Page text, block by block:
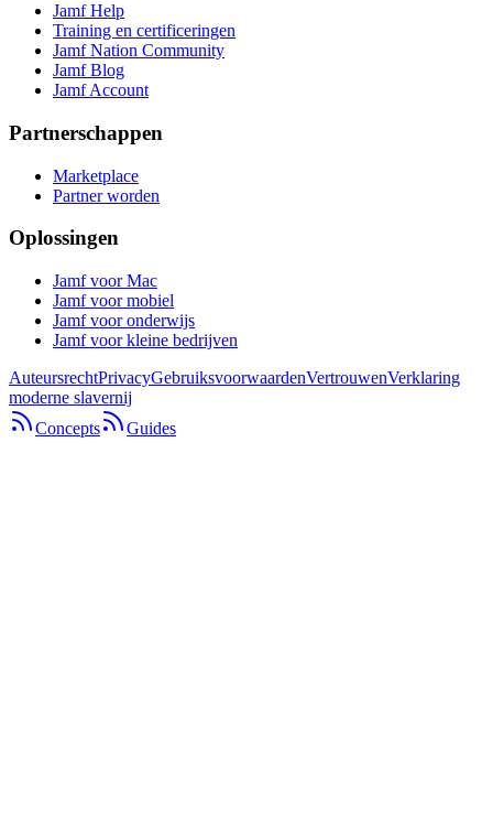
Jamf Help
Training en certificeringen
Jamf Nation Community
Jamf Blog
Jamf Account
Partnerschappen
Marketplace
Partner worden
Oplossingen
Jamf voor Mac
Jamf voor mobiel
Jamf voor onderwijs
Jamf voor kleine bedrijven
AuteursrechtPrivacyGebruiksvoorwaardenVertrouwenVerklaring
moderne slavernij
Concepts
Guides